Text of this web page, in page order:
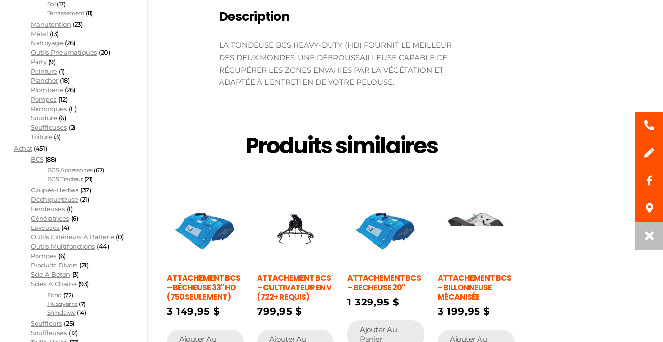
Description
LA TONDEUSE BCS HEAVY-DUTY (HD) FOURNIT LE MEILLEUR
DES DEUX MONDES: UNE DÉBROUSSAILLEUSE CAPABLE DE
RÉCUPÉRER LES ZONES ENVAHIES PAR LA VÉGÉTATION ET
ADAPTÉE À L’ENTRETIEN DE VOTRE PELOUSE.
Produits similaires
ATTACHEMENT BCS
– BÉCHEUSE 33″ HD
(750 SEULEMENT)
3 149,95$
Ajouter Au
ATTACHEMENT BCS
– CULTIVATEUR EN V
(722+ REQUIS)
799,95$
Ajouter Au
ATTACHEMENT BCS
– BECHEUSE 20″
1 329,95$
Ajouter Au
Panier
ATTACHEMENT BCS
– BILLONNEUSE
MÉCANISÉE
3 199,95$
Ajouter Au
Sol (17)
Terrassement (11)
Manutention (23)
Métal (13)
Nettoyage (26)
Outils Pneumatiques (20)
Party (9)
Peinture (1)
Plancher (18)
Plomberie (26)
Pompes (12)
Remorques (11)
Soudure (6)
Souffleuses (2)
Toiture (3)
Achat (451)
BCS (88)
BCS Accessoires (67)
BCS Tracteur (21)
Coupes-Herbes (37)
Dechiqueteuse (21)
Fendeuses (1)
Génératrices (6)
Laveuses (4)
Outils Extérieurs À Batterie (0)
Outils Multifonctions (44)
Pompes (6)
Produits Divers (21)
Scie A Beton (3)
Scies A Chaine (93)
Echo (72)
Husqvarna (7)
Shindaiwa (14)
Souffleurs (25)
Souffleuses (12)